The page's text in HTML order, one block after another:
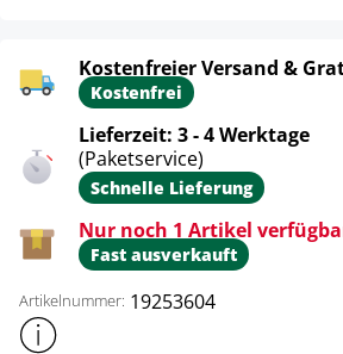
Kostenfreier Versand &
Kostenfrei
Lieferzeit: 3 - 4 Werktage
(Paketservice)
Schnelle Lieferung
Nur noch 1 Artikel
Fast ausverkauft
Artikelnummer: 19253604
Weitere Produktinformationen anzeigen